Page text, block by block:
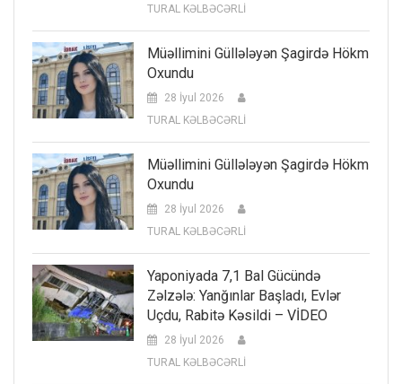
TURAL KƏLBƏCƏRLİ
Müəllimini Güllələyən Şagirdə Hökm
Oxundu
28 İyul 2026
TURAL KƏLBƏCƏRLİ
Müəllimini Güllələyən Şagirdə Hökm
Oxundu
28 İyul 2026
TURAL KƏLBƏCƏRLİ
Yaponiyada 7,1 Bal Gücündə
Zəlzələ: Yanğınlar Başladı, Evlər
Uçdu, Rabitə Kəsildi – VİDEO
28 İyul 2026
TURAL KƏLBƏCƏRLİ